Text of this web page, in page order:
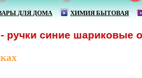
ДЛЯ ДОМА ХИМИЯ БЫТОВАЯ
синие шариковые